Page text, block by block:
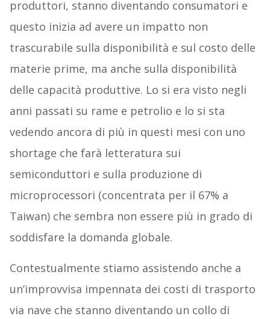
produttori, stanno diventando consumatori e
questo inizia ad avere un impatto non
trascurabile sulla disponibilità e sul costo delle
materie prime, ma anche sulla disponibilità
delle capacità produttive. Lo si era visto negli
anni passati su rame e petrolio e lo si sta
vedendo ancora di più in questi mesi con uno
shortage che farà letteratura sui
semiconduttori e sulla produzione di
microprocessori (concentrata per il 67% a
Taiwan) che sembra non essere più in grado di
soddisfare la domanda globale.
Contestualmente stiamo assistendo anche a
un’improvvisa impennata dei costi di trasporto
via nave che stanno diventando un collo di